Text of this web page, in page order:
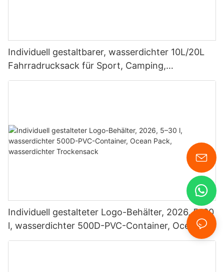
Individuell gestaltbarer, wasserdichter 10L/20L
Fahrradrucksack für Sport, Camping,
Schwimmen, Tauchen und mehr
Individuell gestalteter Logo-Behälter, 2026, 5–30
l, wasserdichter 500D-PVC-Container, Ocean
Pack, wasserdichter Trockensack